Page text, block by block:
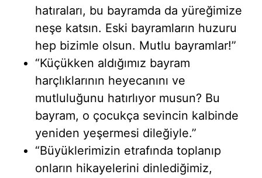
hatıraları, bu bayramda da yüreğimize
neşe katsın. Eski bayramların huzuru
hep bizimle olsun. Mutlu bayramlar!”
“Küçükken aldığımız bayram
harçlıklarının heyecanını ve
mutluluğunu hatırlıyor musun? Bu
bayram, o çocukça sevincin kalbinde
yeniden yeşermesi dileğiyle.”
“Büyüklerimizin etrafında toplanıp
onların hikayelerini dinlediğimiz,